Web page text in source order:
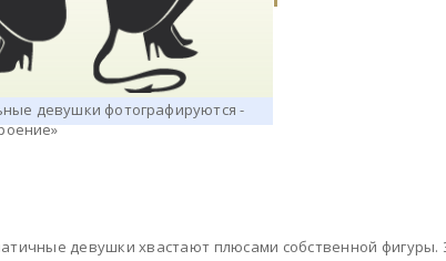
девушки хвастают плюсами собственной фигуры.